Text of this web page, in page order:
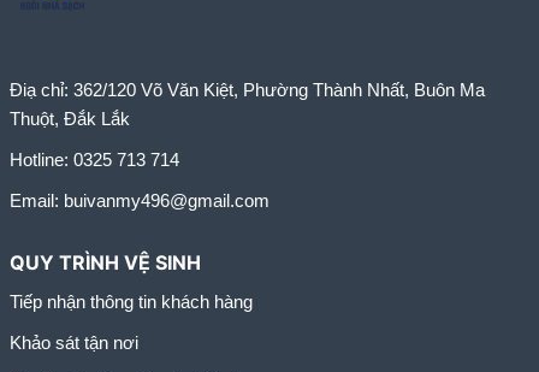
Điạ chỉ: 362/120 Võ Văn Kiệt, Phường Thành Nhất, Buôn Ma
Thuột, Đắk Lắk
Hotline: 0325 713 714
Email: buivanmy496@gmail.com
QUY TRÌNH VỆ SINH
Tiếp nhận thông tin khách hàng
Khảo sát tận nơi